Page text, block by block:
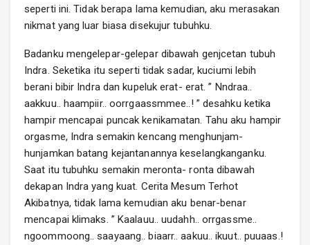
seperti ini. Tidak berapa lama kemudian, aku merasakan
nikmat yang luar biasa disekujur tubuhku.
Badanku mengelepar-gelepar dibawah genjcetan tubuh
Indra. Seketika itu seperti tidak sadar, kuciumi lebih
berani bibir Indra dan kupeluk erat- erat. ” Nndraa..
aakkuu.. haampiir.. oorrgaassmmee..! ” desahku ketika
hampir mencapai puncak kenikamatan. Tahu aku hampir
orgasme, Indra semakin kencang menghunjam-
hunjamkan batang kejantanannya keselangkanganku.
Saat itu tubuhku semakin meronta- ronta dibawah
dekapan Indra yang kuat. Cerita Mesum Terhot
Akibatnya, tidak lama kemudian aku benar-benar
mencapai klimaks. ” Kaalauu.. uudahh.. orrgassme..
ngoommoong.. saayaang.. biaarr.. aakuu.. ikuut.. puuaas.!